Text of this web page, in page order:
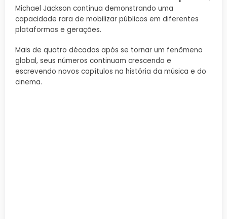
Michael Jackson continua demonstrando uma
capacidade rara de mobilizar públicos em diferentes
plataformas e gerações.
Mais de quatro décadas após se tornar um fenômeno
global, seus números continuam crescendo e
escrevendo novos capítulos na história da música e do
cinema.